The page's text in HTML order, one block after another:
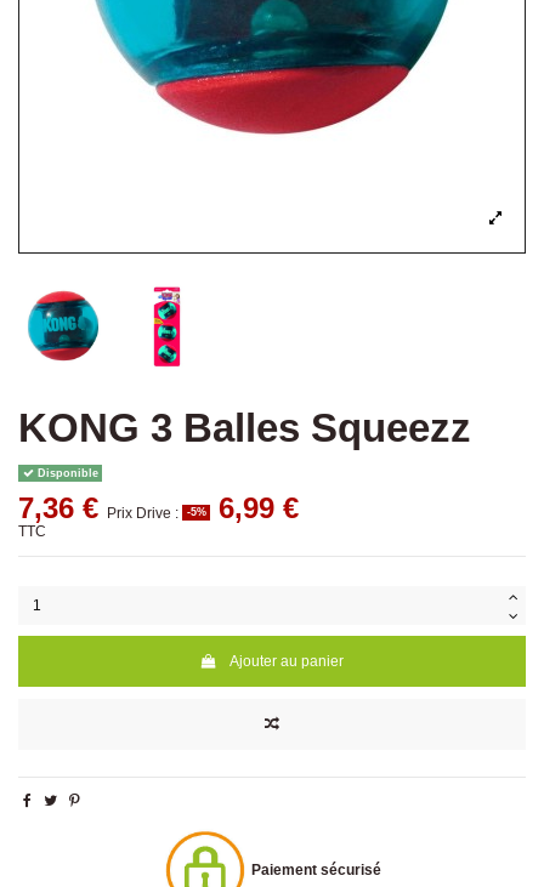
KONG 3 Balles Squeezz
Disponible
7,36 € Prix Drive : -5% 6,99 €
TTC
Ajouter au panier
Paiement sécurisé